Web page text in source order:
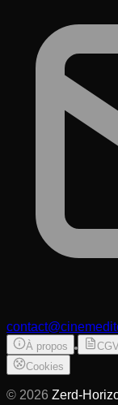
À propos
Cookies
© 2026 Zerd-